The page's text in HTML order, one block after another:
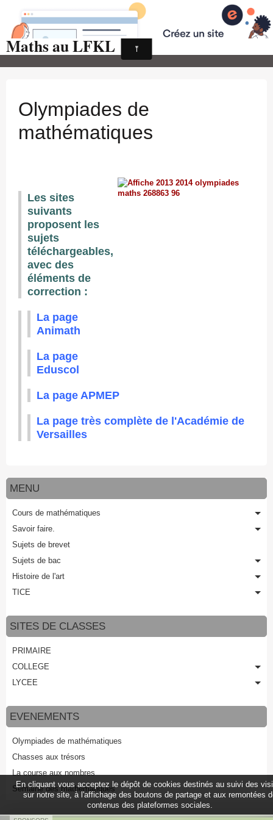
Page d'accueil
Pour les Profs
auto-évaluations
TICE
Orientation
Maths au LFKL
Olympiades de
mathématiques
Les sites
suivants
proposent les
sujets
téléchargeables,
avec des
éléments de
correction :
La page
Animath
La page
Eduscol
La page APMEP
La page très complète de l'Académie de
Versailles
MENU
Cours de mathématiques
Savoir faire.
Sujets de brevet
Sujets de bac
Histoire de l'art
TICE
SITES DE CLASSES
PRIMAIRE
COLLEGE
LYCEE
EVENEMENTS
Olympiades de mathématiques
Chasses aux trésors
La course aux nombres
Semaine des mathématiques
En cliquant vous acceptez le dépôt de cookies destinés au suivi des
sur notre site, à l'affichage des boutons de partage et aux remontées
contenus des plateformes sociales.